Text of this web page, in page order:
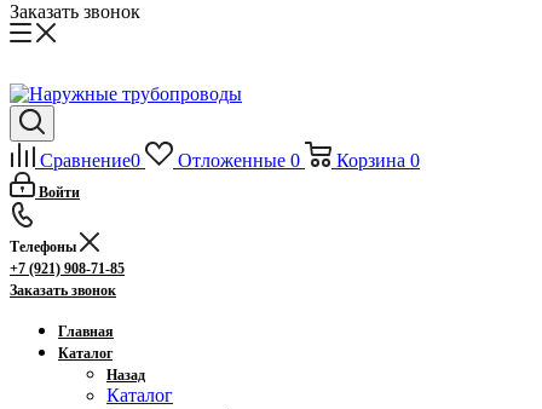
Заказать звонок
Сравнение0 Отложенные 0 Корзина 0
Войти
Телефоны
+7 (921) 908-71-85
Заказать звонок
Главная
Каталог
Назад
Каталог